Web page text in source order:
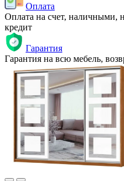
Оплата
Оплата на счет, наличными,
кредит
Гарантия
Гарантия на всю мебель,